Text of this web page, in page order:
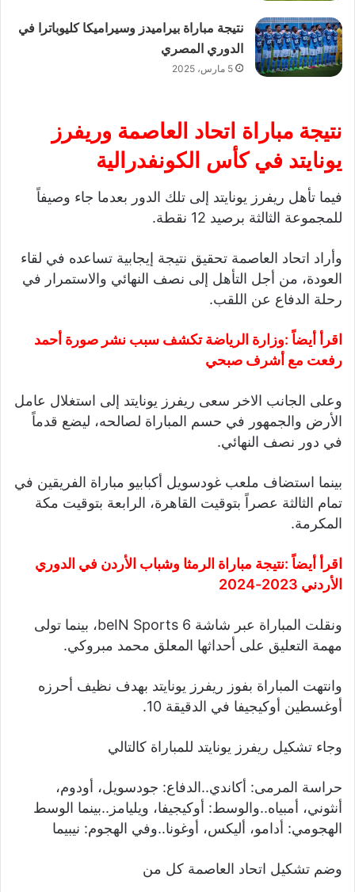
نتيجة مباراة بيراميدز وسيراميكا كليوباترا في
الدوري المصري
5 مارس، 2025
نتيجة مباراة اتحاد العاصمة وريفرز
يونايتد في كأس الكونفدرالية
فيما تأهل ريفرز يونايتد إلى تلك الدور بعدما جاء وصيفاً
للمجموعة الثالثة برصيد 12 نقطة.
وأراد اتحاد العاصمة تحقيق نتيجة إيجابية تساعده في لقاء
العودة، من أجل التأهل إلى نصف النهائي والاستمرار في
رحلة الدفاع عن اللقب.
اقرأ أيضاً :وزارة الرياضة تكشف سبب نشر صورة أحمد
رفعت مع أشرف صبحي
وعلى الجانب الاخر سعى ريفرز يونايتد إلى استغلال عامل
الأرض والجمهور في حسم المباراة لصالحه، ليضع قدماً
في دور نصف النهائي.
بينما استضاف ملعب غودسويل أكبابيو مباراة الفريقين في
تمام الثالثة عصراً بتوقيت القاهرة، الرابعة بتوقيت مكة
المكرمة.
اقرأ أيضاً :نتيجة مباراة الرمثا وشباب الأردن في الدوري
الأردني 2023-2024
ونقلت المباراة عبر شاشة beIN Sports 6، بينما تولى
مهمة التعليق على أحداثها المعلق محمد مبروكي.
وانتهت المباراة بفوز ريفرز يونايتد بهدف نظيف أحرزه
أوغسطين أوكيجيفا في الدقيقة 10.
وجاء تشكيل ريفرز يونايتد للمباراة كالتالي
حراسة المرمى: أكاندي..الدفاع: جودسويل، أودوم،
أنثوني، أمبياه..والوسط: أوكيجيفا، ويليامز..بينما الوسط
الهجومي: أدامو، أليكس، أوغونا..وفي الهجوم: نيبيما
وضم تشكيل اتحاد العاصمة كل من